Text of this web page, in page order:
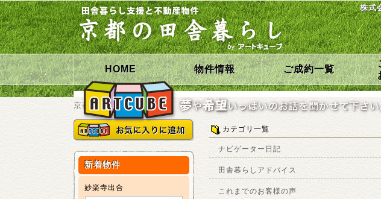
株式
HOME 物件情報 ご成約一覧
京都の田舎暮らしHOME
カテゴリ一覧
ナビゲーター日記
田舎暮らしアドバイス
これまでのお客様の声
新着物件
妙楽寺出合